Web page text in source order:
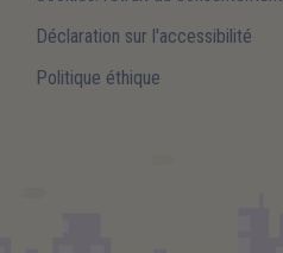
Déclaration sur l'accessibilité
Politique éthique